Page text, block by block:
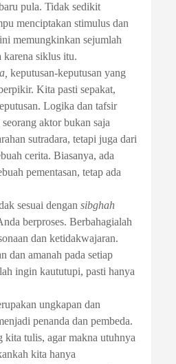
pula. Tidak sedikit
menciptakan stimulus dan
memungkinkan sejumlah
karena siklus itu.
keputusan-keputusan yang
Kita pasti sepakat,
Logika dan tafsir
aktor bukan saja
sutradara, tetapi juga dari
cerita. Biasanya, ada
pementasan, tetap ada
sesuai dengan sibghah
berproses. Berbahagialah
dan ketidakwajaran.
dan amanah pada setiap
ingin kaututupi, pasti hanya
ungkapan dan
penanda dan pembeda.
kita tulis, agar makna utuhnya
kita hanya